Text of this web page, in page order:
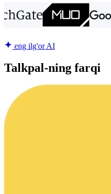
eng ilg'or AI
Talkpal-ning farqi